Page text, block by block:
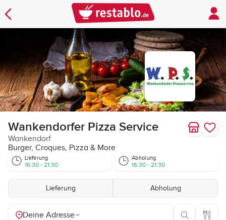
Wankendorfer Pizza Service
Wankendorf
Burger, Croques, Pizza & More
Lieferung
16:30 - 21:30
Abholung
16:30 - 21:30
Lieferung Abholung
Deine Adresse